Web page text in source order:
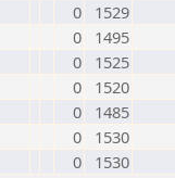
0
1529
0
1495
0
1525
0
1520
0
1485
0
1530
0 1530